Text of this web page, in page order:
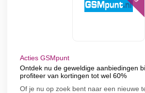
Acties GSMpunt
Ontdek nu de geweldige aanbiedingen
profiteer van kortingen tot wel 60%
Of je nu op zoek bent naar een nieuwe